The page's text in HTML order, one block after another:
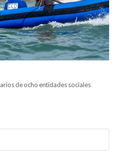
de ocho entidades sociales